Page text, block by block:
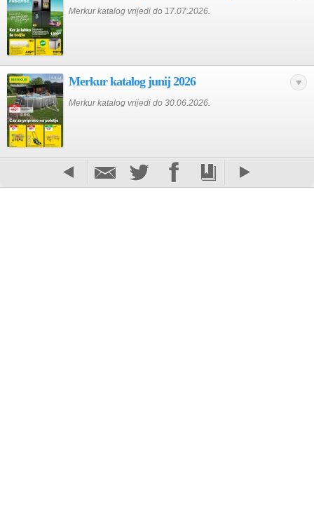
Merkur katalog vrijedi do 17.07.2026.
Merkur katalog junij 2026
Merkur katalog vrijedi do 30.06.2026.